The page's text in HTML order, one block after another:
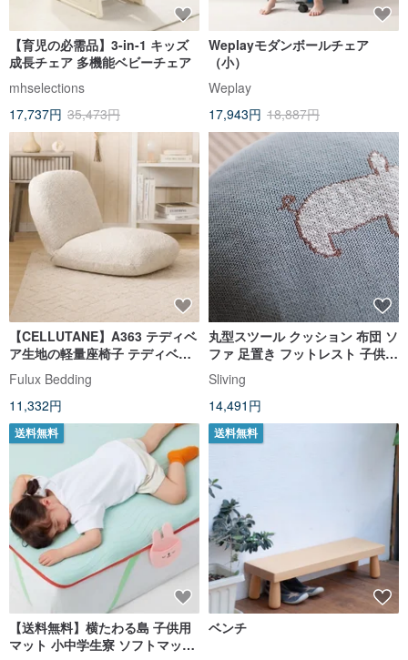
【育児の必需品】3-in-1 キッズ
成長チェア 多機能ベビーチェア
mhselections
17,737円 35,473円
Weplayモダンボールチェア
（小）
Weplay
17,943円 18,887円
【CELLUTANE】A363 テディベ
ア生地の軽量座椅子 テディベア
特殊生地 日本製
Fulux Bedding
11,332円
丸型スツール クッション 布団 ソ
ファ 足置き フットレスト 子供部
屋 装飾スツール 誕生日 新築祝い
ギフト
Sliving
14,491円
送料無料
【送料無料】横たわる島 子供用
マット 小中学生寮 ソフトマット
送料無料
ベンチ